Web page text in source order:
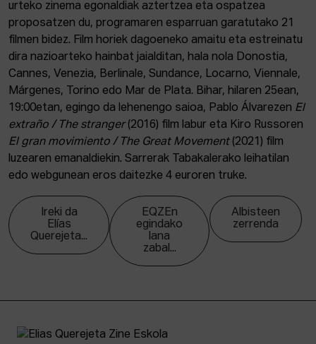
urteko zinema egonaldiak aztertzea eta ospatzea
proposatzen du, programaren esparruan garatutako 21
filmen bidez. Film horiek dagoeneko amaitu eta estreinatu
dira nazioarteko hainbat jaialditan, hala nola Donostia,
Cannes, Venezia, Berlinale, Sundance, Locarno, Viennale,
Márgenes, Torino edo Mar de Plata. Bihar, hilaren 25ean,
19:00etan, egingo da lehenengo saioa, Pablo Álvarezen El
extraño / The stranger(2016) film labur eta Kiro Russoren
El gran movimiento / The Great Movement(2021) film
luzearen emanaldiekin. Sarrerak Tabakalerako leihatilan
edo webgunean eros daitezke 4 euroren truke.
Ireki da
Elías
Querejeta...
EQZEn
egindako
lana
zabal...
Albisteen
zerrenda